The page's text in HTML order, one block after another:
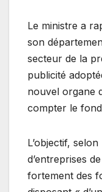
Le ministre a
son
secteur de la
publicité
nouvel organe
compter le
L’objectif,
d’entreprises
fortement des